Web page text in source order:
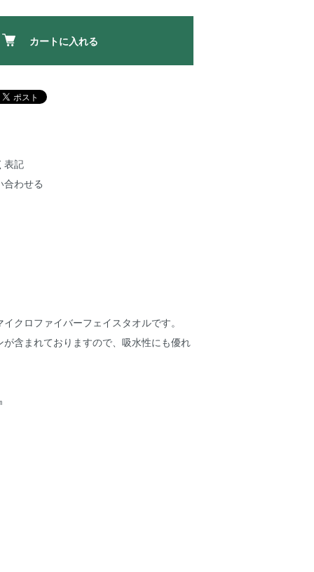
カートに入れる
表記
合わせる
クロファイバーフェイスタオルです。
が含まれておりますので、吸水性にも優れ